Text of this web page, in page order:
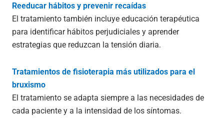
Reeducar hábitos y prevenir recaídas
El tratamiento también incluye educación terapéutica
para identificar hábitos perjudiciales y aprender
estrategias que reduzcan la tensión diaria.
Tratamientos de fisioterapia más utilizados para el
bruxismo
El tratamiento se adapta siempre a las necesidades de
cada paciente y a la intensidad de los síntomas.